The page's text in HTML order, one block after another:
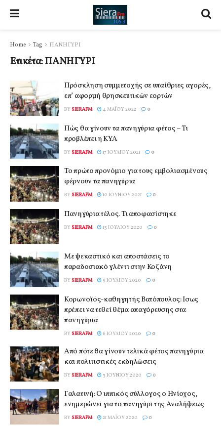
Home Tag ΠΑΝΗΓΥΡΙ
Ετικέτα:ΠΑΝΗΓΥΡΙ
Πρόσκληση συμμετοχής σε υπαίθριες αγορές,
επ’ αφορμή θρησκευτικών εορτών
BY SIERAFM 4 ΜΑΪ́ΟΥ 2022 0
Πώς θα γίνουν τα πανηγύρια φέτος – Τι
προβλέπει η ΚΥΑ
BY SIERAFM 17 ΙΟΥΛΊΟΥ 2021 0
Το πρώτο προνόμιο για τους εμβολιασμένους
φέρνουν τα πανηγύρια
BY SIERAFM 10 ΙΟΥΝΊΟΥ 2021 0
Πανηγύρια τέλος. Τι αποφασίστηκε
BY SIERAFM 13 ΙΟΥΛΊΟΥ 2020 0
Με ψεκαστικό και αποστάσεις το
παραδοσιακό γλέντι στην Κοζάνη
BY SIERAFM 9 ΙΟΥΛΊΟΥ 2020 0
Κορωνοϊός-καθηγητής Βατόπουλος: Ισως
πρέπει να τεθεί θέμα απαγόρευσης στα
πανηγύρια
BY SIERAFM 6 ΙΟΥΛΊΟΥ 2020 0
Από πότε θα γίνουν τελικά φέτος πανηγύρια
και πολιτιστικές εκδηλώσεις
BY SIERAFM 3 ΙΟΥΝΊΟΥ 2020 0
Γαλατινή: Ο ιππικός σύλλογος ο Ηνίοχος,
ενημερώνει για το πανηγύρι της Αναλήψεως
BY SIERAFM 21 ΜΑΪ́ΟΥ 2020 0